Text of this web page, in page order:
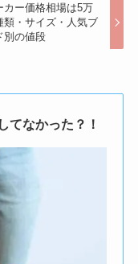
カー価格相場は5万
類・サイズ・人気ブ
別の値段
てなかった？！